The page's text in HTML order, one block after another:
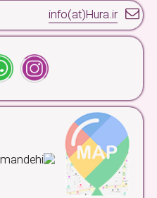
info(at)Hura.ir